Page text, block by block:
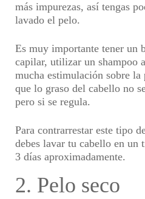
más impurezas, así tengas
lavado el pelo.
Es muy importante tener un
capilar, utilizar un shampoo
mucha estimulación sobre
que lo graso del cabello no
pero si se regula.
Para contrarrestar este tipo
debes lavar tu cabello en un
3 días aproximadamente.
2. Pelo seco